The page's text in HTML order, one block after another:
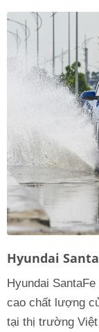
Hyundai
Hyundai
cao chất lượng
tại thị trường